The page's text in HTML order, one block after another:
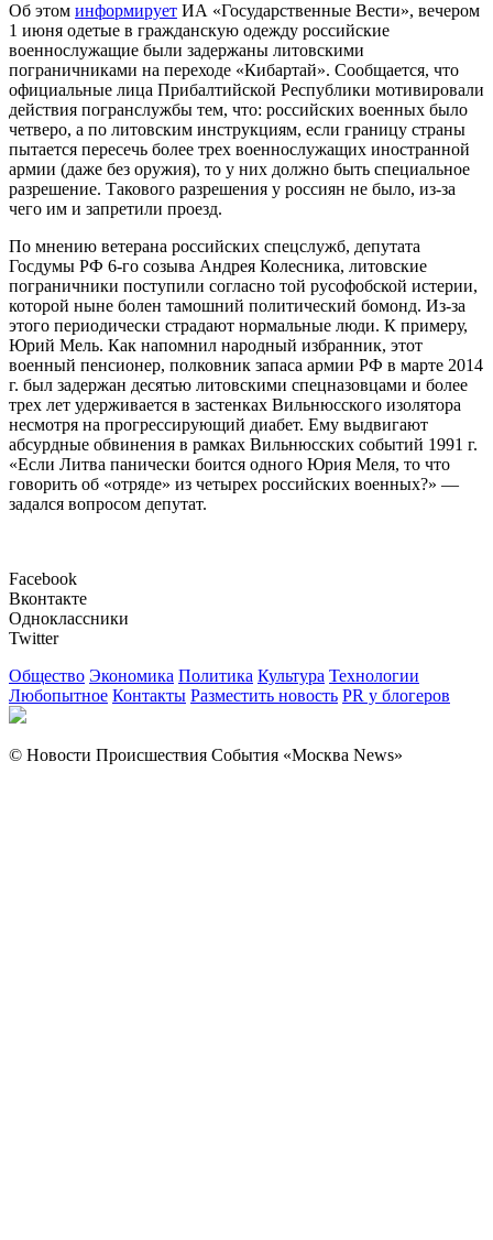
Об этом информирует ИА «Государственные Вести», вечером
1 июня одетые в гражданскую одежду российские
военнослужащие были задержаны литовскими
пограничниками на переходе «Кибартай». Сообщается, что
официальные лица Прибалтийской Республики мотивировали
действия погранслужбы тем, что: российских военных было
четверо, а по литовским инструкциям, если границу страны
пытается пересечь более трех военнослужащих иностранной
армии (даже без оружия), то у них должно быть специальное
разрешение. Такового разрешения у россиян не было, из-за
чего им и запретили проезд.
По мнению ветерана российских спецслужб, депутата
Госдумы РФ 6-го созыва Андрея Колесника, литовские
пограничники поступили согласно той русофобской истерии,
которой ныне болен тамошний политический бомонд. Из-за
этого периодически страдают нормальные люди. К примеру,
Юрий Мель. Как напомнил народный избранник, этот
военный пенсионер, полковник запаса армии РФ в марте 2014
г. был задержан десятью литовскими спецназовцами и более
трех лет удерживается в застенках Вильнюсского изолятора
несмотря на прогрессирующий диабет. Ему выдвигают
абсурдные обвинения в рамках Вильнюсских событий 1991 г.
«Если Литва панически боится одного Юрия Меля, то что
говорить об «отряде» из четырех российских военных?» —
задался вопросом депутат.
Facebook
Вконтакте
Одноклассники
Twitter
Общество Экономика Политика Культура Технологии
Любопытное Контакты Разместить новость PR у блогеров
© Новости Происшествия События «Москва News»